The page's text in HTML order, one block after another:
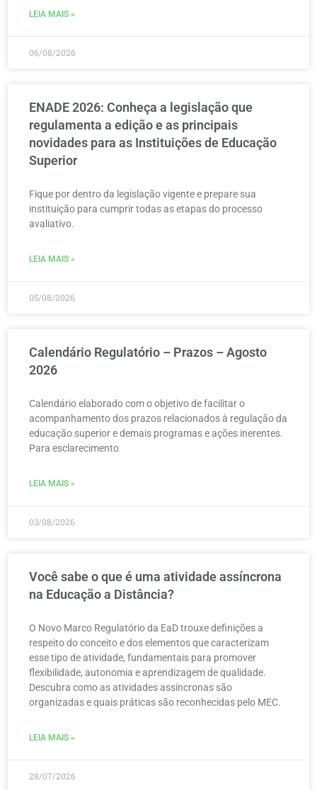
LEIA MAIS »
06/08/2026
ENADE 2026: Conheça a legislação que
regulamenta a edição e as principais
novidades para as Instituições de Educação
Superior
Fique por dentro da legislação vigente e prepare sua
instituição para cumprir todas as etapas do processo
avaliativo.
LEIA MAIS »
05/08/2026
Calendário Regulatório – Prazos – Agosto
2026
Calendário elaborado com o objetivo de facilitar o
acompanhamento dos prazos relacionados à regulação da
educação superior e demais programas e ações inerentes.
Para esclarecimento
LEIA MAIS »
03/08/2026
Você sabe o que é uma atividade assíncrona
na Educação a Distância?
O Novo Marco Regulatório da EaD trouxe definições a
respeito do conceito e dos elementos que caracterizam
esse tipo de atividade, fundamentais para promover
flexibilidade, autonomia e aprendizagem de qualidade.
Descubra como as atividades assíncronas são
organizadas e quais práticas são reconhecidas pelo MEC.
LEIA MAIS »
28/07/2026